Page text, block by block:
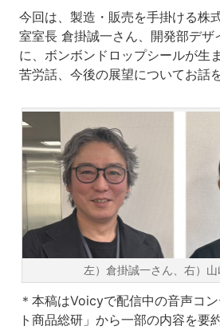
今回は、製造・販売を手掛ける株
室室長 倉掛誠一さん、開発部デザ
に、ボンボンドロップシールが生
苦労話、今後の展望についてお話
左）倉掛誠一さん、右）
＊本稿はVoicyで配信中の音声コ
ト商品総研」から一部の内容を要